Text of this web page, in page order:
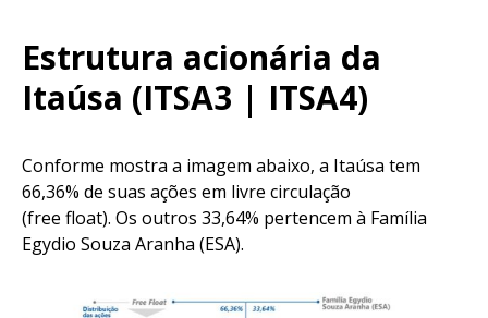
Estrutura acionária da
Itaúsa (ITSA3 | ITSA4)
Conforme mostra a imagem abaixo, a Itaúsa tem
66,36% de suas ações em livre circulação
(free float). Os outros 33,64% pertencem à Família
Egydio Souza Aranha (ESA).